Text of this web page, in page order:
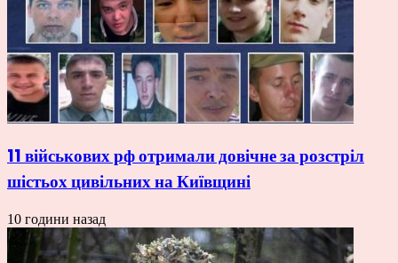
11 військових рф отримали довічне за розстріл
шістьох цивільних на Київщині
10 години назад